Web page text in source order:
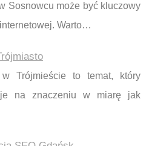
Sosnowcu może być kluczowy
Warto…
Trójmieście to temat, który
na znaczeniu w miarę jak